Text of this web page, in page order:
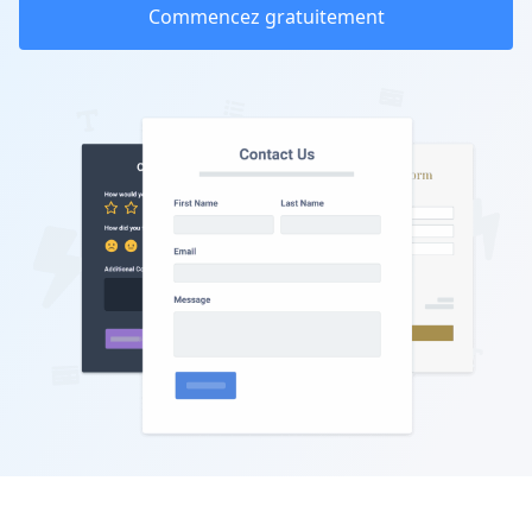
Commencez gratuitement